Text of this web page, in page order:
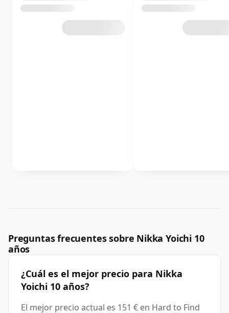
Preguntas frecuentes sobre Nikka Yoichi 10
años
¿Cuál es el mejor precio para Nikka
Yoichi 10 años?
El mejor precio actual es 151 € en Hard to Find